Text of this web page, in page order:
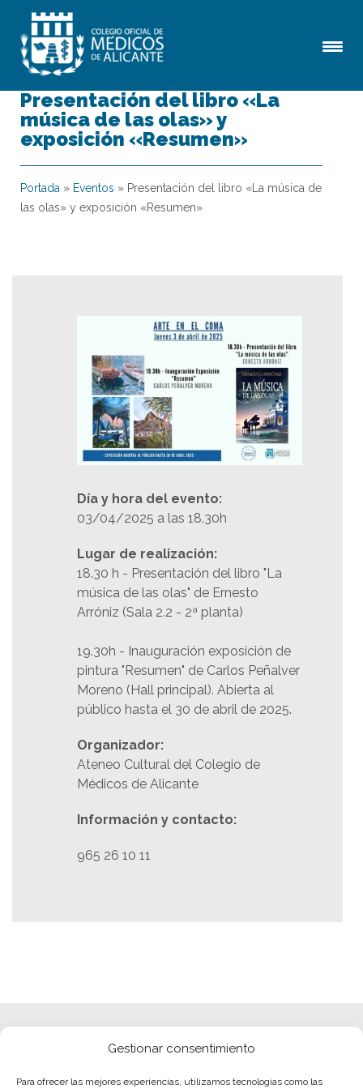
Gestionar consentimiento
Para ofrecer las mejores experiencias, utilizamos tecnologías como las
Presentación del libro «La
música de las olas» y
exposición «Resumen»
Portada » Eventos » Presentación del libro «La música de
las olas» y exposición «Resumen»
Día y hora del evento:
03/04/2025 a las 18.30h
Lugar de realización:
18.30 h - Presentación del libro "La
música de las olas" de Ernesto
Arróniz (Sala 2.2 - 2ª planta)
19.30h - Inauguración exposición de
pintura "Resumen" de Carlos Peñalver
Moreno (Hall principal). Abierta al
público hasta el 30 de abril de 2025.
Organizador:
Ateneo Cultural del Colegio de
Médicos de Alicante
Información y contacto:
965 26 10 11